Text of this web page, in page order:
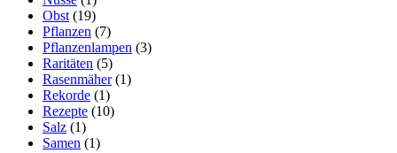
Obst (19)
Pflanzen (7)
Pflanzenlampen (3)
Raritäten (5)
Rasenmäher(1)
Rekorde (1)
Rezepte (10)
Salz (1)
Samen (1)